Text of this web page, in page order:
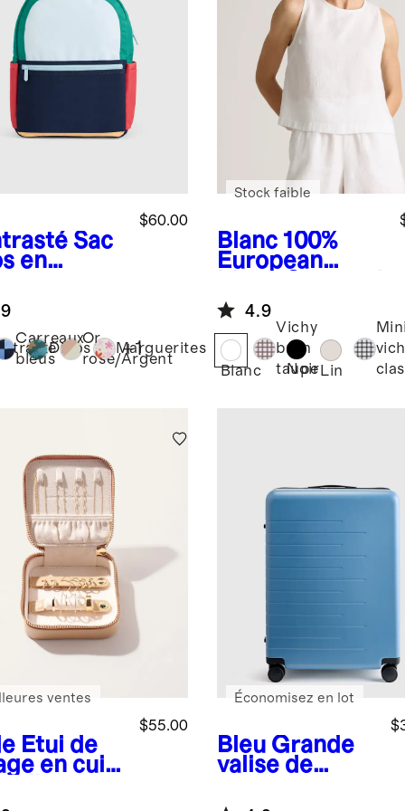
Sac
en
à
$60.00
Carreaux
bleus
Dinos
Or
rose/Argent
Marguerites
+1
Blanc 100%
European
Tank
Stock faible
4.9
Blanc
Vichy
brun
taupe
Noir Lin
Étui de
en cuir
$55.00
ventes
Bleu Grande
valise de
extensible
Économisez en lot